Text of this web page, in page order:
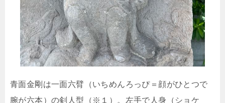
青面金剛は一面六臂（いちめんろっぴ＝顔がひとつで
腕が六本）の剣人型（※１）。左手で人身（ショケ